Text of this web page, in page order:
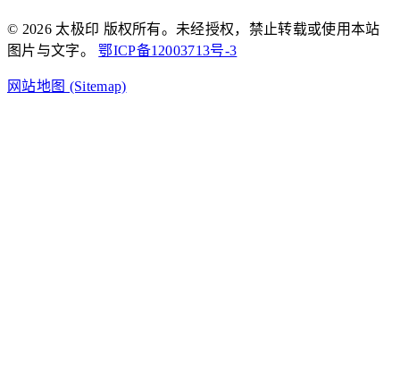
© 2026 太极印 版权所有。未经授权，禁止转载或使用本站
图片与文字。鄂ICP备12003713号-3
网站地图 (Sitemap)